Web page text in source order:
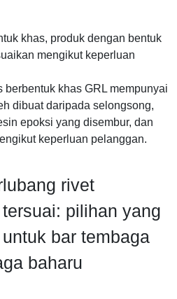
khas, produk dengan bentuk
mengikut keperluan
berbentuk khas GRL mempunyai
dibuat daripada selongsong,
epoksi yang disembur, dan
keperluan pelanggan.
rivet
pilihan yang
bar tembaga
baharu